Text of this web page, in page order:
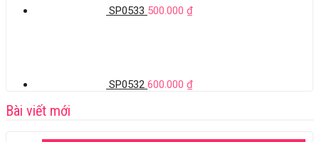
SP0533 500.000 ₫
SP0532 600.000 ₫
Bài viết mới